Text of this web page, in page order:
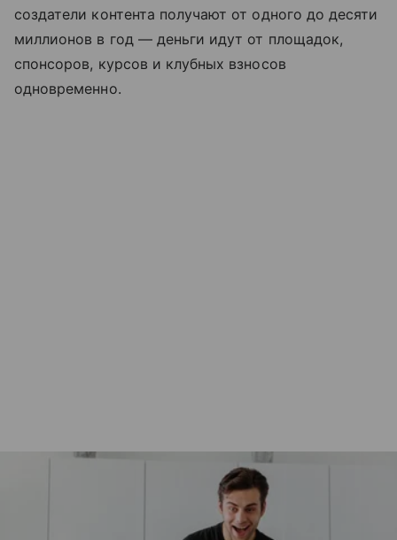
создатели контента получают от одного до десяти
миллионов в год — деньги идут от площадок,
спонсоров, курсов и клубных взносов
одновременно.